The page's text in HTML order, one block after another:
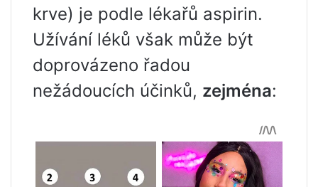
krve) je podle lékařů aspirin.
Užívání léků však může být
doprovázeno řadou
nežádoucích účinků, zejména: